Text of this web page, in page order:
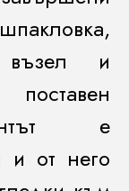
възел и
е
и от него